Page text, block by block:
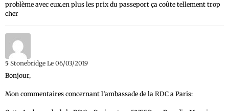
problème avec eux.en plus les prix du passeport ça coûte tellement trop
cher
5 Stonebridge Le 06/03/2019
Bonjour,
Mon commentaires concernant l’ambassade de la RDC a Paris: